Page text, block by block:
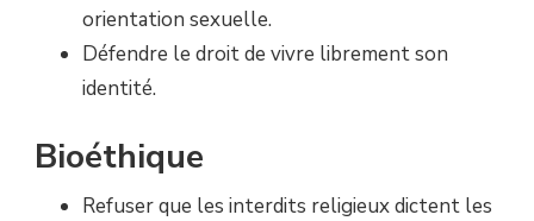
orientation sexuelle.
Défendre le droit de vivre librement son
identité.
Bioéthique
Refuser que les interdits religieux dictent les